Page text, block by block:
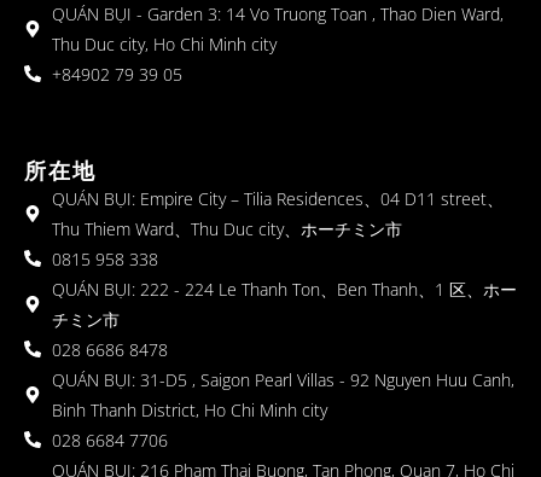
QUÁN BỤI - Garden 3: 14 Vo Truong Toan , Thao Dien Ward,
Thu Duc city, Ho Chi Minh city
+84902 79 39 05
所在地
QUÁN BỤI: Empire City – Tilia Residences、04 D11 street、
Thu Thiem Ward、Thu Duc city、ホーチミン市
0815 958 338
QUÁN BỤI: 222 - 224 Le Thanh Ton、Ben Thanh、1 区、ホー
チミン市
028 6686 8478
QUÁN BỤI: 31-D5 , Saigon Pearl Villas - 92 Nguyen Huu Canh,
Binh Thanh District, Ho Chi Minh city
028 6684 7706
QUÁN BỤI: 216 Pham Thai Buong, Tan Phong, Quan 7, Ho Chi